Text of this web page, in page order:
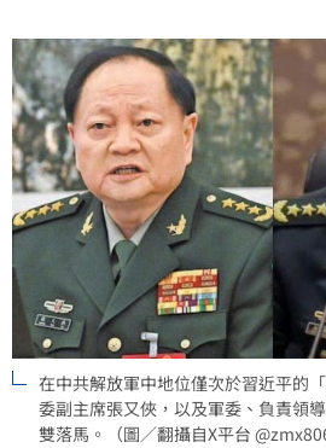
在中共解放軍中地位僅次於習近平的
委副主席張又俠，以及軍委、負責領
雙落馬。（圖／翻攝自X平台